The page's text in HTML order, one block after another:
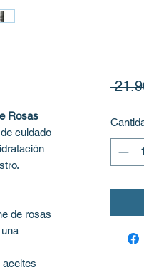
Rosas
cuidado
de rosas